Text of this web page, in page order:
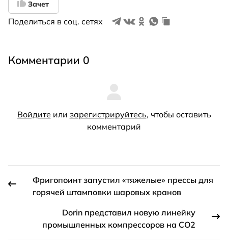
Зачет
Поделиться в соц. сетях
Комментарии 0
Войдите или зарегистрируйтесь, чтобы оставить
комментарий
Фригопоинт запустил «тяжелые» прессы для
горячей штамповки шаровых кранов
Dorin представил новую линейку
промышленных компрессоров на CO2